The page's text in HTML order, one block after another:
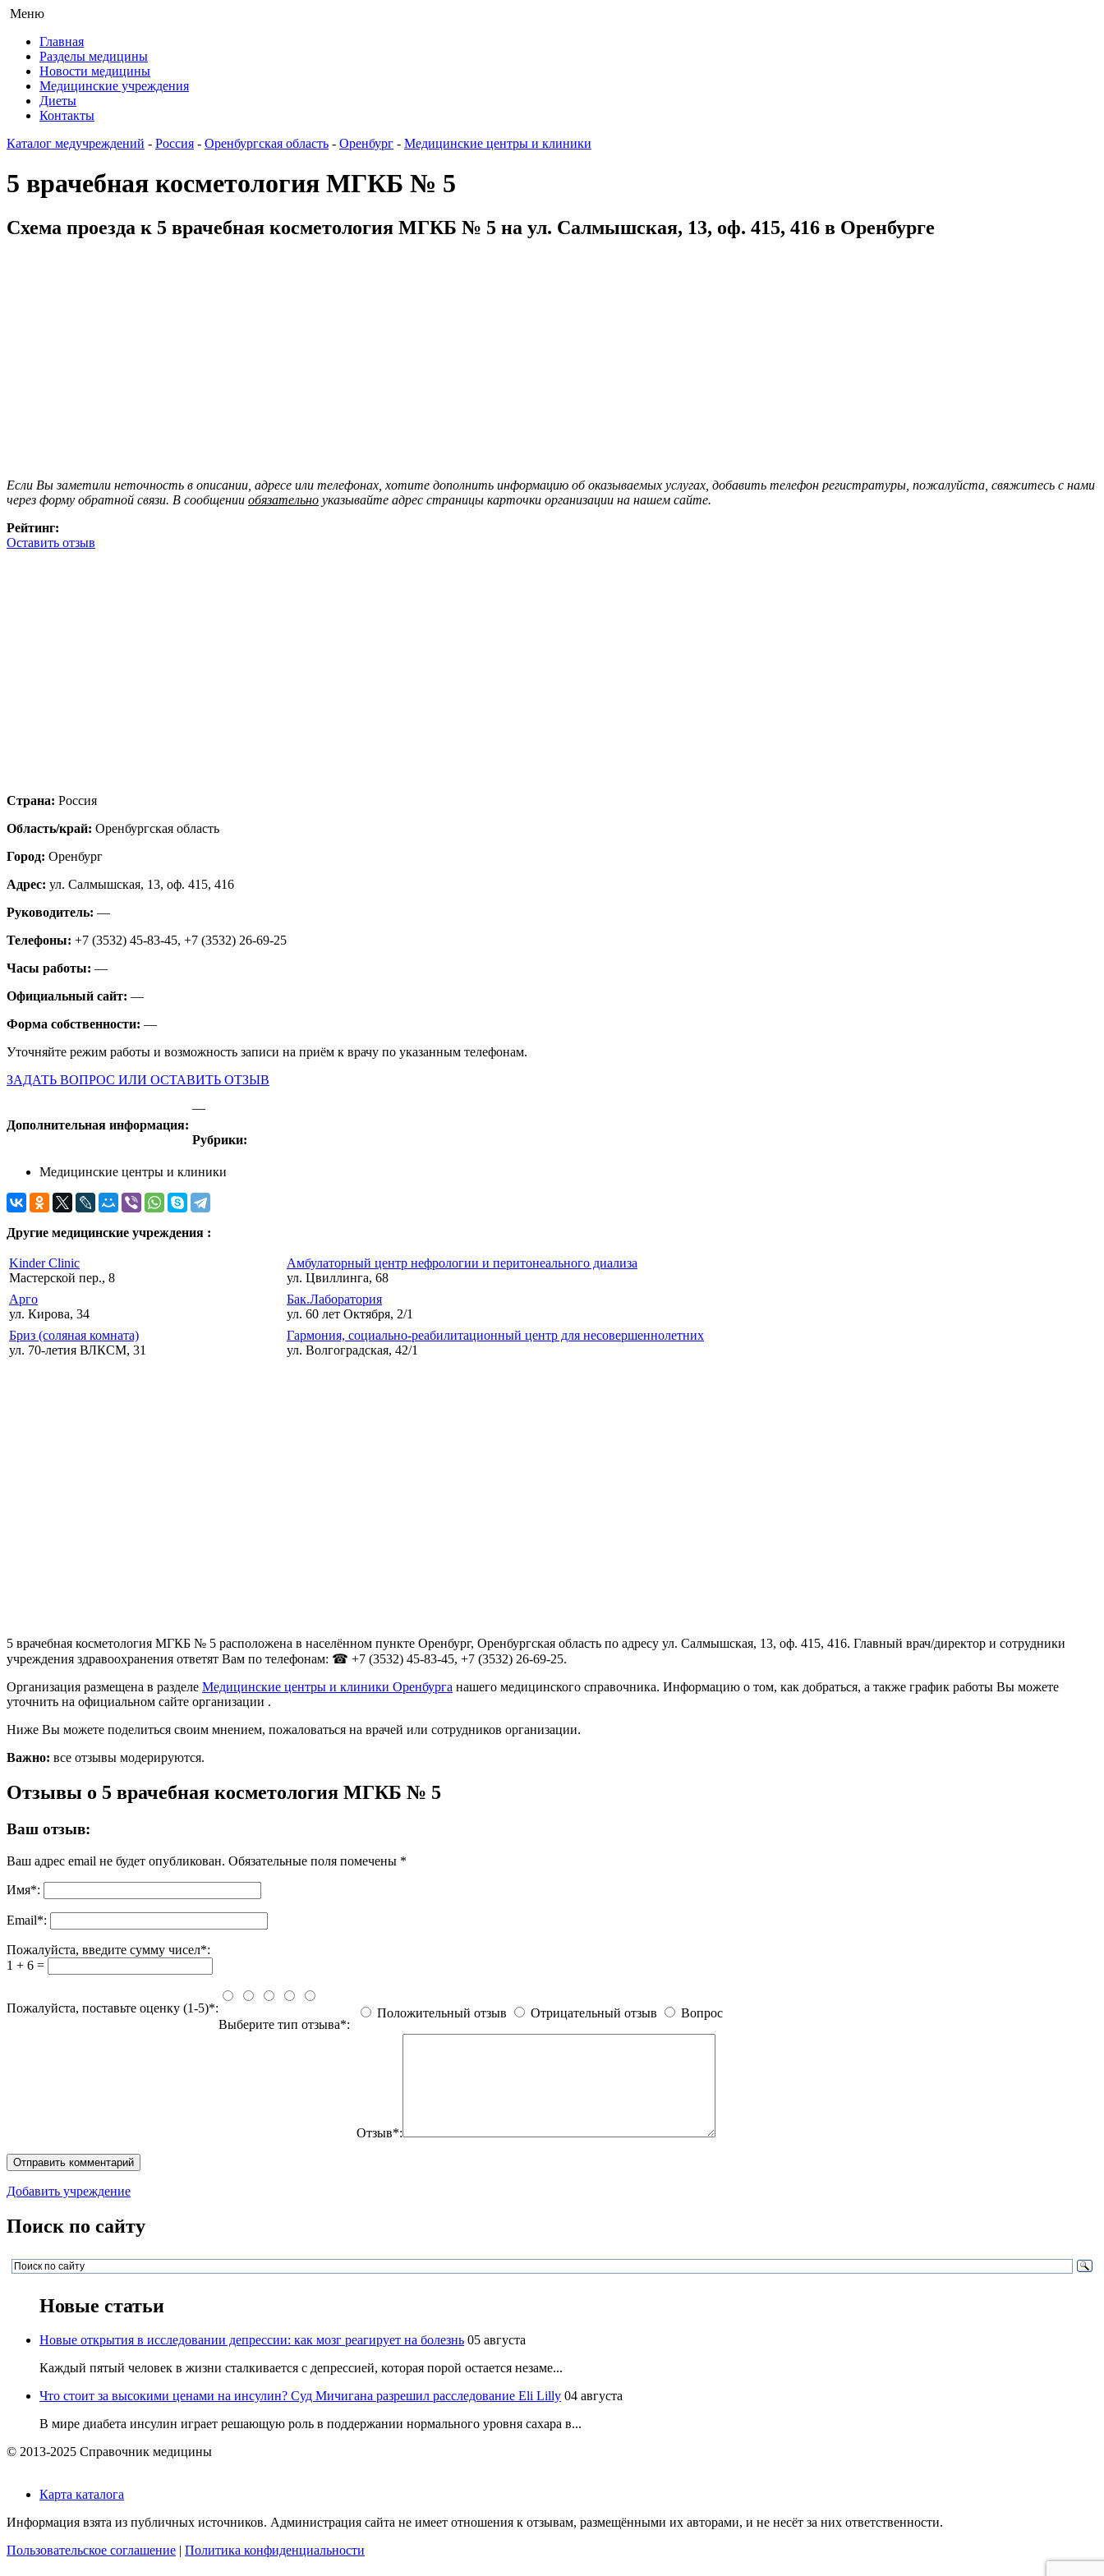
Меню
Главная
Разделы медицины
Новости медицины
Медицинские учреждения
Диеты
Контакты
Каталог медучреждений - Россия - Оренбургская область - Оренбург - Медицинские центры и клиники
5 врачебная косметология МГКБ № 5
Схема проезда к 5 врачебная косметология МГКБ № 5 на ул. Салмышская, 13, оф. 415, 416 в Оренбурге
Если Вы заметили неточность в описании, адресе или телефонах, хотите дополнить информацию об оказываемых услугах, добавить телефон регистратуры, пожалуйста, свяжитесь с нами
через форму обратной связи. В сообщении обязательно указывайте адрес страницы карточки организации на нашем сайте.
Рейтинг:
Оставить отзыв
Страна: Россия
Область/край: Оренбургская область
Город: Оренбург
Адрес: ул. Салмышская, 13, оф. 415, 416
Руководитель: —
Телефоны: +7 (3532) 45-83-45, +7 (3532) 26-69-25
Часы работы: —
Официальный сайт: —
Форма собственности: —
Уточняйте режим работы и возможность записи на приём к врачу по указанным телефонам.
ЗАДАТЬ ВОПРОС ИЛИ ОСТАВИТЬ ОТЗЫВ
Дополнительная информация:
—
Рубрики:
Медицинские центры и клиники
Другие медицинские учреждения :
Kinder Clinic
Мастерской пер., 8
Амбулаторный центр нефрологии и перитонеального диализа
ул. Цвиллинга, 68
Арго
ул. Кирова, 34
Бак.Лаборатория
ул. 60 лет Октября, 2/1
Бриз (соляная комната)
ул. 70-летия ВЛКСМ, 31
Гармония, социально-реабилитационный центр для несовершеннолетних
ул. Волгоградская, 42/1
5 врачебная косметология МГКБ № 5 расположена в населённом пункте Оренбург, Оренбургская область по адресу ул. Салмышская, 13, оф. 415, 416. Главный врач/директор и сотрудники
учреждения здравоохранения ответят Вам по телефонам: ☎ +7 (3532) 45-83-45, +7 (3532) 26-69-25.
Организация размещена в разделе Медицинские центры и клиники Оренбурга нашего медицинского справочника. Информацию о том, как добраться, а также график работы Вы можете
уточнить на официальном сайте организации .
Ниже Вы можете поделиться своим мнением, пожаловаться на врачей или сотрудников организации.
Важно: все отзывы модерируются.
Отзывы о 5 врачебная косметология МГКБ № 5
Ваш отзыв:
Ваш адрес email не будет опубликован. Обязательные поля помечены *
Имя*:
Email*:
Пожалуйста, введите сумму чисел*:
1 + 6 =
Пожалуйста, поставьте оценку (1-5)*:
Выберите тип отзыва*:
Положительный отзыв Отрицательный отзыв Вопрос
Отзыв*:
Добавить учреждение
Поиск по сайту
Новые статьи
Новые открытия в исследовании депрессии: как мозг реагирует на болезнь 05 августа
Каждый пятый человек в жизни сталкивается с депрессией, которая порой остается незаме...
Что стоит за высокими ценами на инсулин? Суд Мичигана разрешил расследование Eli Lilly 04 августа
В мире диабета инсулин играет решающую роль в поддержании нормального уровня сахара в...
© 2013-2025 Справочник медицины
Карта каталога
Информация взята из публичных источников. Администрация сайта не имеет отношения к отзывам, размещёнными их авторами, и не несёт за них ответственности.
Пользовательское соглашение
Политика конфиденциальности